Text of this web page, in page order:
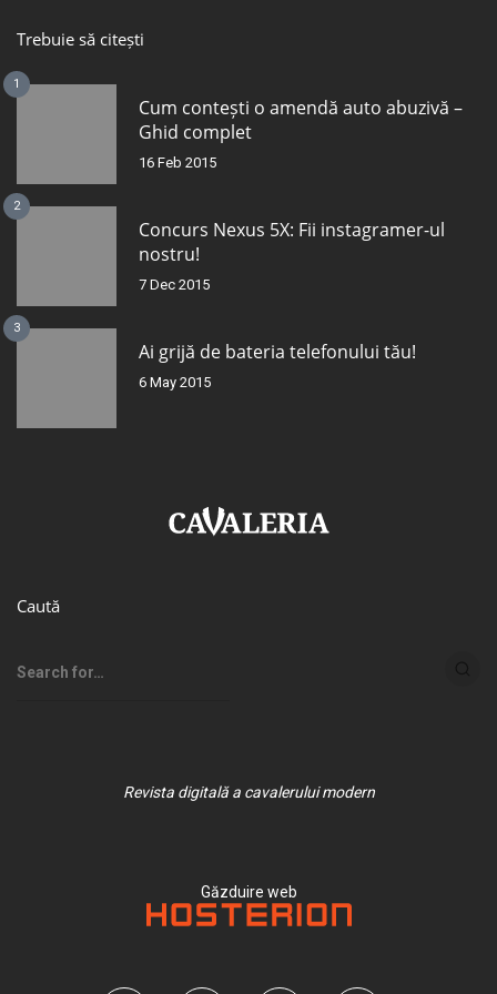
Trebuie să citești
1
Cum contești o amendă auto abuzivă –
Ghid complet
16 Feb 2015
2
Concurs Nexus 5X: Fii instagramer-ul
nostru!
7 Dec 2015
3
Ai grijă de bateria telefonului tău!
6 May 2015
Caută
Revista digitală a cavalerului modern
Găzduire web